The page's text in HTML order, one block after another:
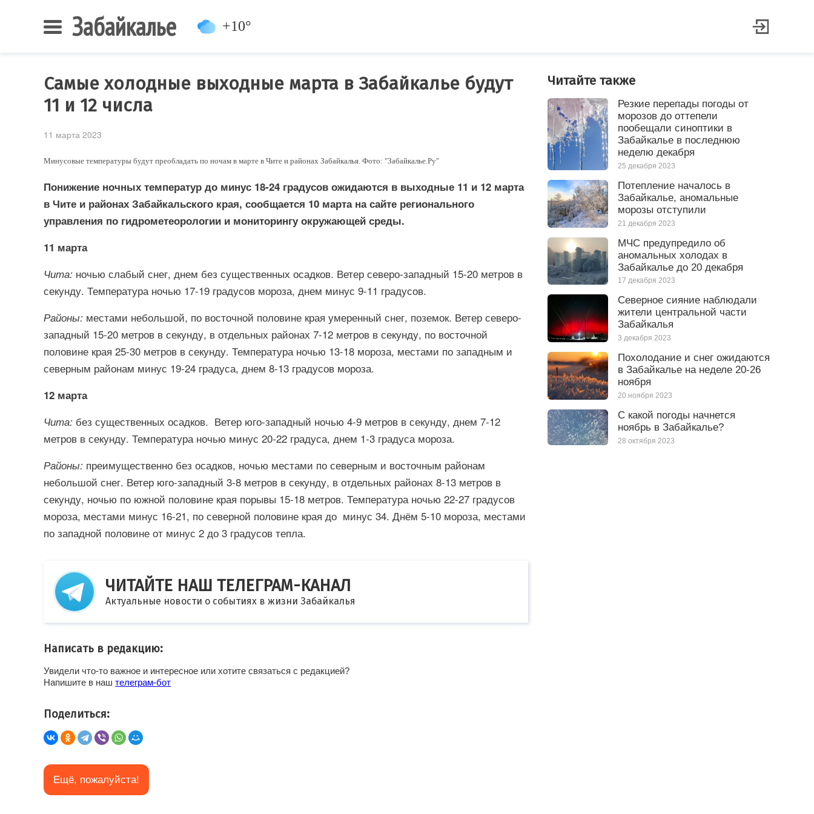
Забайкалье +10°
Самые холодные выходные марта в Забайкалье будут
11 и 12 числа
11 марта 2023
Минусовые температуры будут преобладать по ночам в марте в Чите и районах Забайкалья. Фото: "Забайкалье.Ру"
Понижение ночных температур до минус 18-24 градусов ожидаются в выходные 11 и 12 марта
в Чите и районах Забайкальского края, сообщается 10 марта на сайте регионального
управления по гидрометеорологии и мониторингу окружающей среды.
11 марта
Чита: ночью слабый снег, днем без существенных осадков. Ветер северо-западный 15-20 метров в
секунду. Температура ночью 17-19 градусов мороза, днем минус 9-11 градусов.
Районы: местами небольшой, по восточной половине края умеренный снег, поземок. Ветер северо-
западный 15-20 метров в секунду, в отдельных районах 7-12 метров в секунду, по восточной
половине края 25-30 метров в секунду. Температура ночью 13-18 мороза, местами по западным и
северным районам минус 19-24 градуса, днем 8-13 градусов мороза.
12 марта
Чита: без существенных осадков. Ветер юго-западный ночью 4-9 метров в секунду, днем 7-12
метров в секунду. Температура ночью минус 20-22 градуса, днем 1-3 градуса мороза.
Районы: преимущественно без осадков, ночью местами по северным и восточным районам
небольшой снег. Ветер юго-западный 3-8 метров в секунду, в отдельных районах 8-13 метров в
секунду, ночью по южной половине края порывы 15-18 метров. Температура ночью 22-27 градусов
мороза, местами минус 16-21, по северной половине края до минус 34. Днём 5-10 мороза, местами
по западной половине от минус 2 до 3 градусов тепла.
ЧИТАЙТЕ НАШ ТЕЛЕГРАМ-КАНАЛ
Актуальные новости о событиях в жизни Забайкалья
Написать в редакцию:
Увидели что-то важное и интересное или хотите связаться с редакцией?
Напишите в наш телеграм-бот
Поделиться:
Читайте также
Резкие перепады погоды от
морозов до оттепели
пообещали синоптики в
Забайкалье в последнюю
неделю декабря
25 декабря 2023
Потепление началось в
Забайкалье, аномальные
морозы отступили
21 декабря 2023
МЧС предупредило об
аномальных холодах в
Забайкалье до 20 декабря
17 декабря 2023
Северное сияние наблюдали
жители центральной части
Забайкалья
3 декабря 2023
Похолодание и снег ожидаются
в Забайкалье на неделе 20-26
ноября
20 ноября 2023
С какой погоды начнется
ноябрь в Забайкалье?
28 октября 2023
Eщё, пожалуйста!